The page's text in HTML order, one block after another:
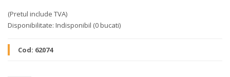
(Pretul include TVA)
Disponibilitate: Indisponibil (0 bucati)
Cod: 62074